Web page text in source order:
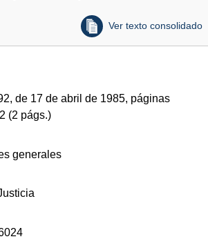
Ver texto consolidado
de 17 de abril de 1985, páginas
(2 págs.)
generales